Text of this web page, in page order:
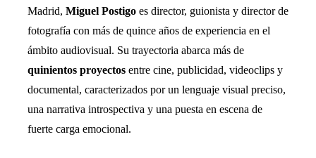
Madrid, Miguel Postigo es director, guionista y director de
fotografía con más de quince años de experiencia en el
ámbito audiovisual. Su trayectoria abarca más de
quinientos proyectos entre cine, publicidad, videoclips y
documental, caracterizados por un lenguaje visual preciso,
una narrativa introspectiva y una puesta en escena de
fuerte carga emocional.